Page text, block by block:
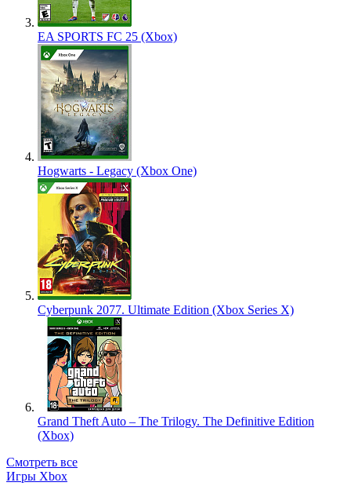
EA SPORTS FC 25 (Xbox)
Hogwarts - Legacy (Xbox One)
Cyberpunk 2077. Ultimate Edition (Xbox Series X)
Grand Theft Auto – The Trilogy. The Definitive Edition
(Xbox)
Смотреть все
Игры Xbox